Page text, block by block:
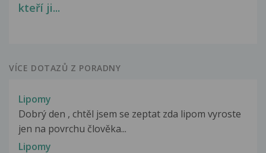
kteří ji...
VÍCE DOTAZŮ Z PORADNY
Lipomy
Dobrý den , chtěl jsem se zeptat zda lipom vyroste
jen na povrchu člověka...
Lipomy